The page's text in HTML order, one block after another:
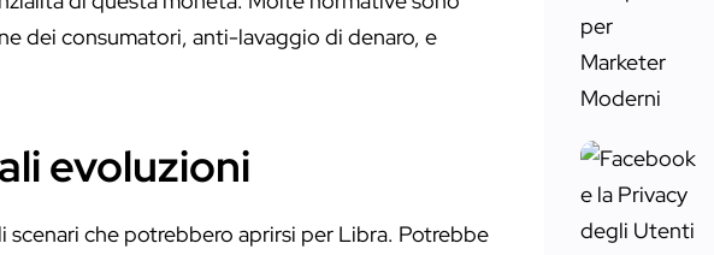
dei consumatori, anti-lavaggio di denaro, e
evoluzioni
che potrebbero aprirsi per Libra. Potrebbe